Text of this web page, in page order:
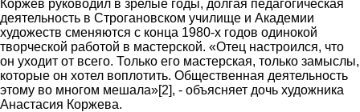
Коржев руководил в зрелые годы, долгая педагогическая
деятельность в Строгановском училище и Академии
художеств сменяются с конца 1980-х годов одинокой
творческой работой в мастерской. «Отец настроился, что
он уходит от всего. Только его мастерская, только замыслы,
которые он хотел воплотить. Общественная деятельность
этому во многом мешала»[2], - объясняет дочь художника
Анастасия Коржева.